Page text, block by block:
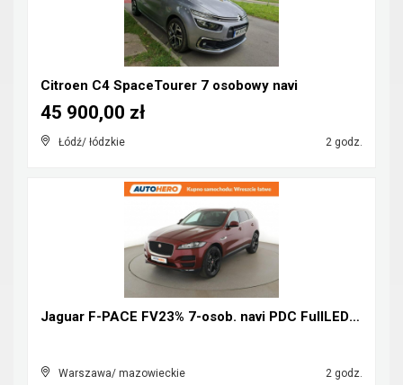
Citroen C4 SpaceTourer 7 osobowy navi
Łódź/ łódzkie 2 godz.
45 900,00 zł
Jaguar F-PACE FV23% 7-osob. navi PDC FullLED tempo...
Warszawa/ mazowieckie 2 godz.